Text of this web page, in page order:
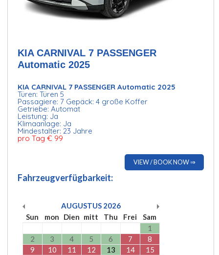
KIA CARNIVAL 7 PASSENGER
Automatic 2025
KIA CARNIVAL 7 PASSENGER Automatic 2025
Türen: Türen 5
Passagiere: 7 Gepäck: 4 große Koffer
Getriebe: Automat
Leistung: Ja
Klimaanlage: Ja
Mindestalter: 23 Jahre
pro Tag € 99
VIEW / BOOK NOW ⇒
Fahrzeugverfügbarkeit:
AUGUSTUS 2026
Sun
mon Dien mitt Thu Frei
Sam
1
2
3 4 5 6 7
8
9
10 11 12 13 14
15